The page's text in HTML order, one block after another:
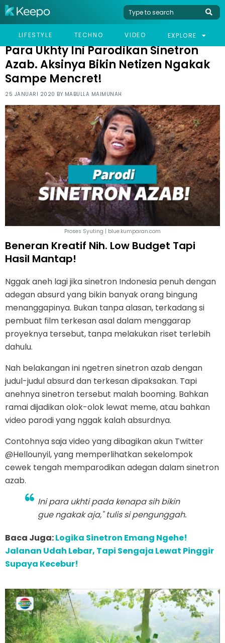
LIFESTYLE TECHNO VIDEO EXPLORE
HOME HUMOR
PARA UKHTY INI PARODIKAN SINETRON AZAB. AKSINYA BIKIN
Para Ukhty Ini Parodikan Sinetron
Azab. Aksinya Bikin Netizen Ngakak
Sampe Mencret!
25 JANUARI 2020 BY MABULLA MAIMUNAH
Proses Syuting | blue.kumparan.com
Beneran Kreatif Nih. Low Budget Tapi
Hasil Mantap!
Nggak aneh lagi jika sinetron Indonesia penuh dengan
adegan absurd yang bikin banyak orang bingung
menanggapinya. Bukan tanpa alasan, terkadang si
pembuat film terkesan asal dalam menggarap
proyeknya tersebut, tanpa melakukan riset terlebih
dahulu.
Nah belakangan ini ngetren sinetron azab dengan
judul-judul absurd dan terkesan dipaksakan. Tapi
anehnya sinetron tersebut malah booming. Bahkan
ramai dijadikan olok-olok lewat meme, atau bahkan
video parodi yang nggak kalah absurdnya.
Contohnya saja video yang dibagikan akun Twitter
@Hellounyil, yang memperlihatkan sekelompok
cewek tengah memparodikan adegan dalam sinetron
azab.
Ini para ukhti pada kenapa sih bikin
gue ngakak aja," tulis si pengunggah.
Baca Juga:Logika Sinetron Emang Ngehe!
Jalanan Udah Lebar, Tapi Sengaja Lewat Pinggir
Supaya Kecebur!